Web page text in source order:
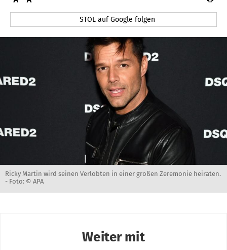
STOL auf Google folgen
Ricky Martin wird seinen Verlobten in einer großen Zeremonie heiraten.
- Foto: © APA